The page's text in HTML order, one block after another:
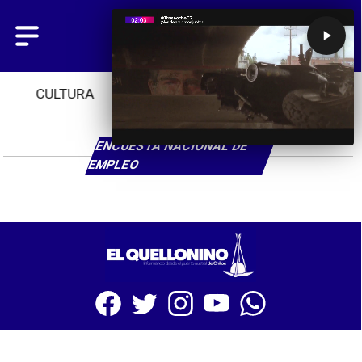
CULTURA TENDENCIAS INICIO
ENCUESTA NACIONAL DE
EMPLEO